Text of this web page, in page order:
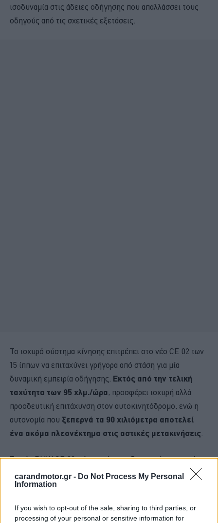
carandmotor.gr - Do Not Process My Personal
Information
If you wish to opt-out of the sale, sharing to third parties, or
processing of your personal or sensitive information for
ισοδυναμία στις άδειες οδήγησης που απαλλάσσει τους
οδηγούς από τις σχετικές εξετάσεις.
Το ισχυρό σύστημα κίνησης επιτρέπει στο νέο CE 02 των
15 ίππων να επιταχύνει γρήγορα από στάση για μία
δυναμική εμπειρία οδήγησης. Εκτός από την τελική
ταχύτητα των 95 χλμ./ώρα, προσφέρει ισχυρή αλλά
προοδευτική επιτάχυνση στον αυτοκινητόδρομο, ενώ η
αυτονομία που ξεπερνά τα 90 χιλιόμετρα αποτελεί
ένα ακόμα πλεονέκτημα στις αστικές μετακινήσεις
Το νέο BMW CE 02 φέρει στάνταρ εξωτερικό φορτιστή με
ισχύ φόρτισης 0,9 kW, ο οποίος επιτρέπει τη γρήγορη και
άνετη φόρτιση σε στάνταρ οικιακές πρίζες.
ισχύος 1,5 kW, ο οποίος διατίθεται στον προαιρετικό